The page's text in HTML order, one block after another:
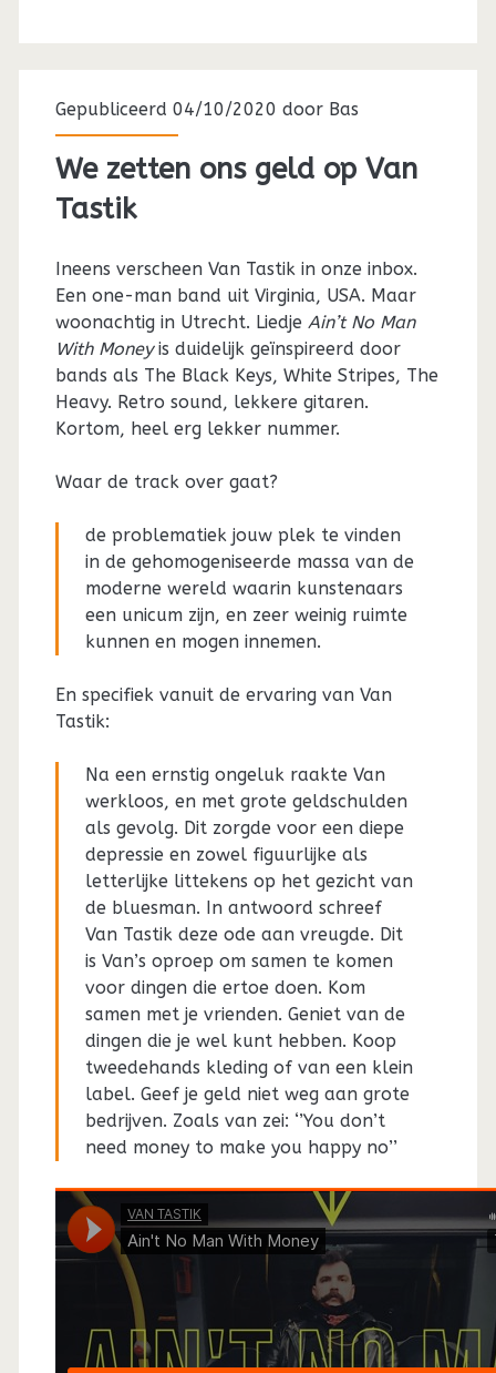
Gepubliceerd 04/10/2020 door Bas
We zetten ons geld op Van
Tastik
Ineens verscheen Van Tastik in onze inbox.
Een one-man band uit Virginia, USA. Maar
woonachtig in Utrecht. Liedje Ain’t No Man
With Moneyis duidelijk geïnspireerd door
bands als The Black Keys, White Stripes, The
Heavy. Retro sound, lekkere gitaren.
Kortom, heel erg lekker nummer.
Waar de track over gaat?
de problematiek jouw plek te vinden
in de gehomogeniseerde massa van de
moderne wereld waarin kunstenaars
een unicum zijn, en zeer weinig ruimte
kunnen en mogen innemen.
En specifiek vanuit de ervaring van Van
Tastik:
Na een ernstig ongeluk raakte Van
werkloos, en met grote geldschulden
als gevolg. Dit zorgde voor een diepe
depressie en zowel figuurlijke als
letterlijke littekens op het gezicht van
de bluesman. In antwoord schreef
Van Tastik deze ode aan vreugde. Dit
is Van’s oproep om samen te komen
voor dingen die ertoe doen. Kom
samen met je vrienden. Geniet van de
dingen die je wel kunt hebben. Koop
tweedehands kleding of van een klein
label. Geef je geld niet weg aan grote
bedrijven. Zoals van zei: ‘’You don’t
need money to make you happy no’’